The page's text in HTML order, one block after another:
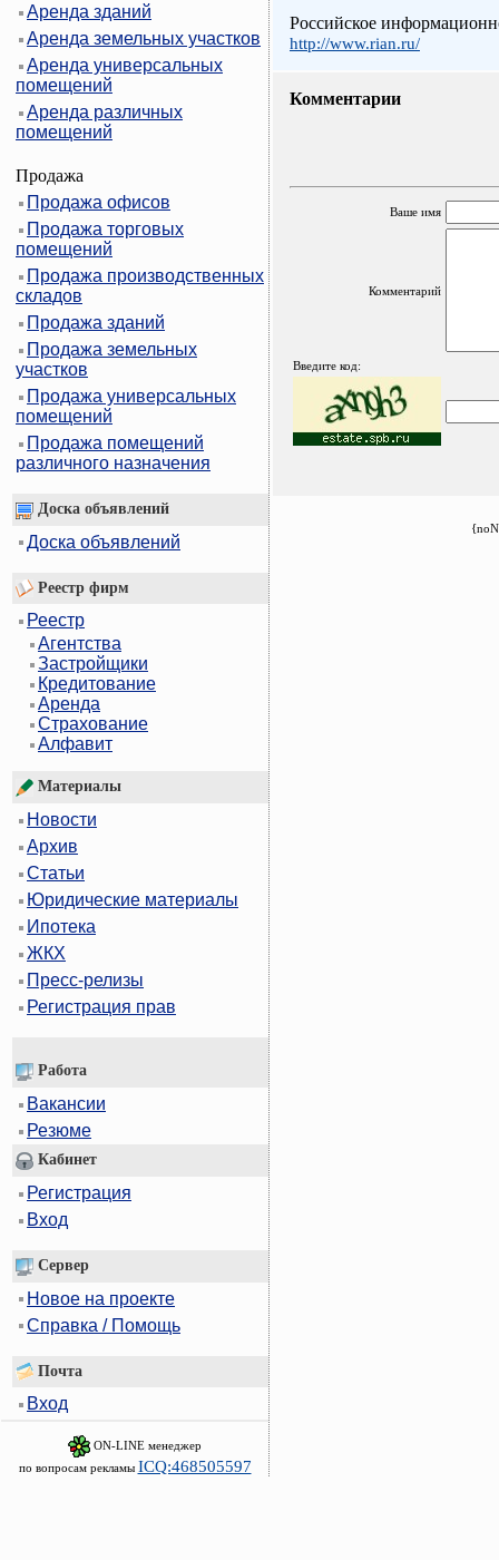
Аренда зданий
Аренда земельных участков
Аренда универсальных
помещений
Аренда различных
помещений
Продажа
Продажа офисов
Продажа торговых
помещений
Продажа производственных
складов
Продажа зданий
Продажа земельных
участков
Продажа универсальных
помещений
Продажа помещений
различного назначения
Доска объявлений
Доска объявлений
Реестр фирм
Реестр
Агентства
Застройщики
Кредитование
Аренда
Страхование
Алфавит
Материалы
Новости
Архив
Статьи
Юридические материалы
Ипотека
ЖКХ
Пресс-релизы
Регистрация прав
Работа
Вакансии
Резюме
Кабинет
Регистрация
Вход
Сервер
Новое на проекте
Справка / Помощь
Почта
Вход
ON-LINE менеджер
по вопросам рекламы ICQ:468505597
Российское
http://www.rian.ru/
Комментарии
Ваше имя
Комментарий
Введите код: